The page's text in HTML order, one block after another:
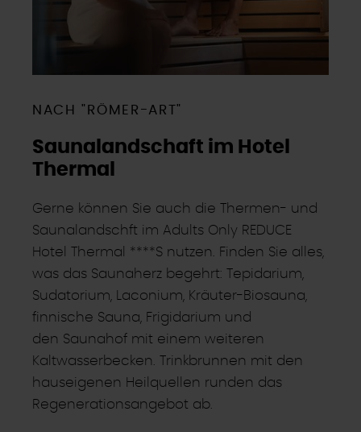
NACH "RÖMER-ART"
Saunalandschaft im Hotel
Thermal
Gerne können Sie auch die Thermen- und
Saunalandschft im Adults Only REDUCE
Hotel Thermal ****S nutzen. Finden Sie alles,
was das Saunaherz begehrt: Tepidarium,
Sudatorium, Laconium, Kräuter-Biosauna,
finnische Sauna, Frigidarium und
den Saunahof mit einem weiteren
Kaltwasserbecken. Trinkbrunnen mit den
hauseigenen Heilquellen runden das
Regenerationsangebot ab.